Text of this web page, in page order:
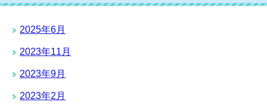
2025年6月
2023年11月
2023年9月
2023年2月